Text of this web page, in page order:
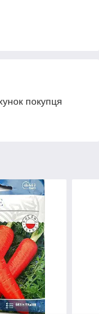
покупця